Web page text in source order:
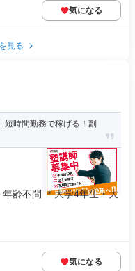
気になる
見る
短時間勤務で稼げる！副
齢不問 ＊大学4年生・大
気になる